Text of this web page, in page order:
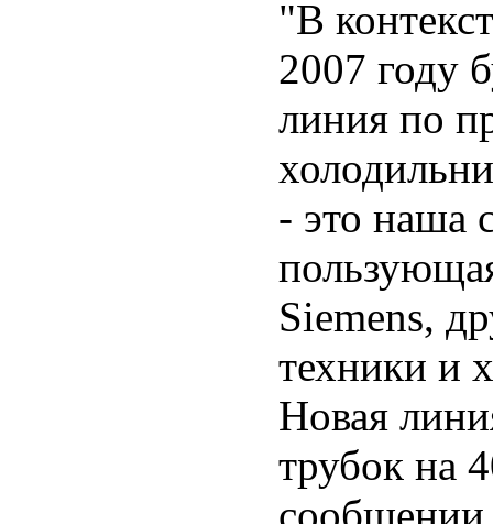
"В
2007 году
линия по
- это наша
Siemens,
техники и
Новая
трубок на
сообщении